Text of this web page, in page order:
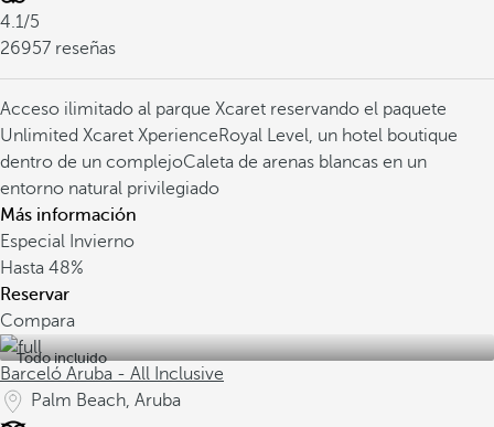
4.1/5
26957 reseñas
Acceso ilimitado al parque Xcaret reservando el paquete
Unlimited Xcaret XperienceRoyal Level, un hotel boutique
dentro de un complejoCaleta de arenas blancas en un
entorno natural privilegiado
Más información
Especial Invierno
Hasta 48%
Reservar
Compara
Todo incluido
Barceló Aruba - All Inclusive
Palm Beach, Aruba